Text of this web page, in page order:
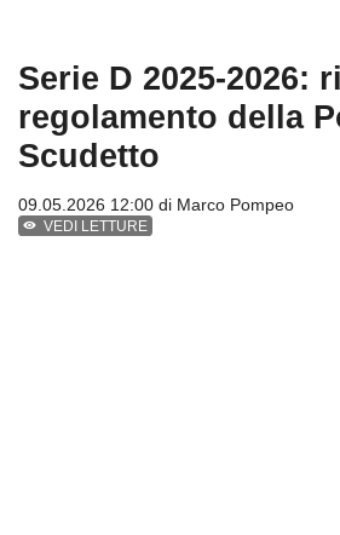
Serie D 2025-2026:
regolamento della
Scudetto
09.05.2026 12:00 di Marco Pompeo
VEDI LETTURE